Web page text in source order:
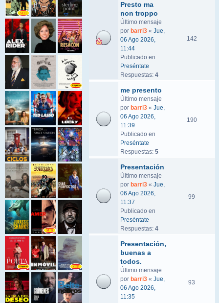
Presto ma
non troppo
Último mensaje
por barri3 « Jue,
06 Ago 2026,
11:44
Publicado en
Preséntate
Respuestas: 4
142
me presento
Último mensaje
por barri3 « Jue,
06 Ago 2026,
11:39
Publicado en
Preséntate
Respuestas: 5
190
Presentación
Último mensaje
por barri3 « Jue,
06 Ago 2026,
11:37
Publicado en
Preséntate
Respuestas: 4
99
Presentación,
buenas a
todos.
Último mensaje
por barri3 « Jue,
06 Ago 2026,
11:35
93